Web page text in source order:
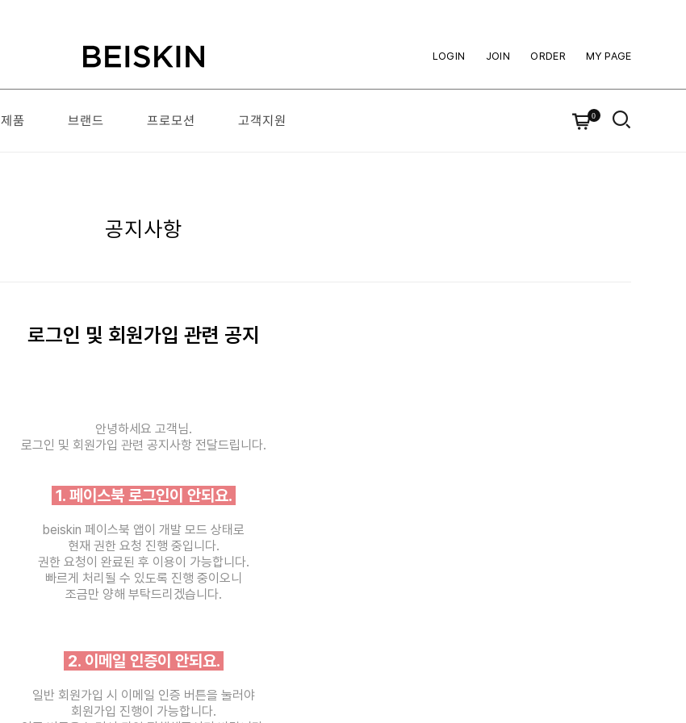
LOGIN JOIN ORDER MY PAGE
제품 브랜드 프로모션 고객지원 0
공지사항
로그인 및 회원가입 관련 공지
안녕하세요 고객님.
로그인 및 회원가입 관련 공지사항 전달드립니다.
1. 페이스북 로그인이 안되요.
beiskin 페이스북 앱이 개발 모드 상태로
현재 권한 요청 진행 중입니다.
권한 요청이 완료된 후 이용이 가능합니다.
빠르게 처리될 수 있도록 진행 중이오니
조금만 양해 부탁드리겠습니다.
2. 이메일 인증이 안되요.
일반 회원가입 시 이메일 인증 버튼을 눌러야
회원가입 진행이 가능합니다.